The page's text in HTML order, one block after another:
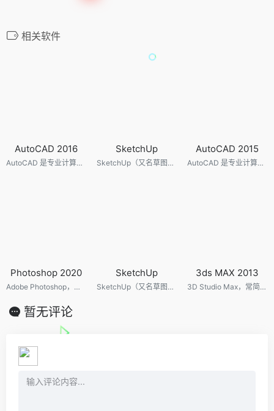
相关软件
AutoCAD 2016
AutoCAD 是专业计算机辅助设计软件，用于二维绘图、详细绘制、设计文档和基本三维设计，广泛应用于室内设计、机械设计、工业制图、工程制图、土木建筑、装饰装潢、服装加工等多个行业领域。
SketchUp
SketchUp（又名草图大师）是一款3D模型设计软件，可以极其快速和方便地对三维创意进行创建、观察和修改，是专门为配合设计人员的设计过程而研发的。同时可以导出透视图、DWG或DXF格式的2D向量文件等尺寸正确的平面图形。它是一款超级优秀的建筑草图工具，简单易学强大。
AutoCAD 2015
AutoCAD 是专业计算机辅助设计软件，用于二维绘图、详细绘制、设计文档和基本三维设计，广泛应用于室内设计、机械设计、工业制图、工程制图、土木建筑、装饰装潢、服装加工等多个行业领域。
Photoshop 2020
Adobe Photoshop，简称“PS”，是由Adobe Systems开发和发行的图像处理软件。该软件主要处理以像素所构成的数字图像。使用其众多的编修与绘图工具，可以有效地进行图片编辑工作。ps有很多功能，在图像、图形、文字、视频、出版等各方面都有涉及。
SketchUp
SketchUp（又名草图大师）是一款3D模型设计软件，可以极其快速和方便地对三维创意进行创建、观察和修改，是专门为配合设计人员的设计过程而研发的。同时可以导出透视图、DWG或DXF格式的2D向量文件等尺寸正确的平面图形。它是一款超级优秀的建筑草图工具，简单易学强大。
3ds MAX 2013
3D Studio Max，常简称为3d Max或3ds MAX，是Discreet公司开发的（后被Autodesk公司合并）基于PC系统的三维动画渲染和制作软件。广泛应用于广告、影视、工业设计、建筑设计、多媒体制作、游戏、辅助教学以及工程可视化等领域。
暂无评论